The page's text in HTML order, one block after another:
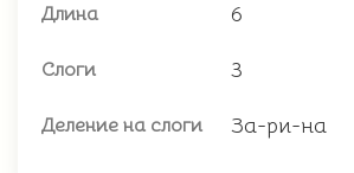
Длина 6
Слоги 3
Деление на слоги За-ри-на